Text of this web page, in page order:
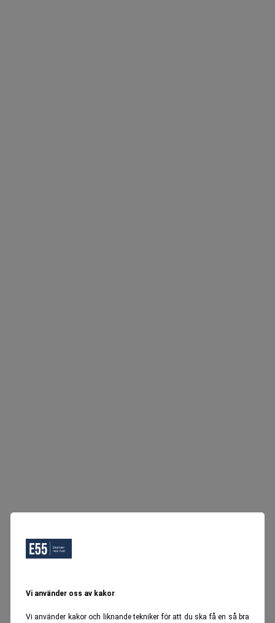
Vi använder oss av kakor
Vi använder kakor och liknande tekniker för att du ska få en så bra